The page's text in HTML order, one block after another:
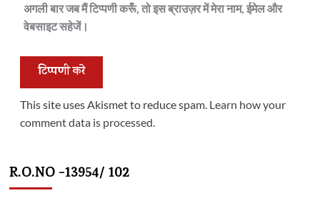
अगली बार जब मैं टिप्पणी करूँ, तो इस ब्राउज़र में मेरा नाम, ईमेल और
वेबसाइट सहेजें।
This site uses Akismet to reduce spam. Learn how your
comment data is processed.
R.O.NO -13954/ 102